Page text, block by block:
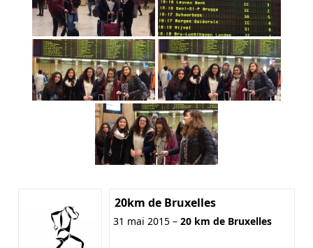
20km de Bruxelles
31 mai 2015 – 20 km de Bruxelles